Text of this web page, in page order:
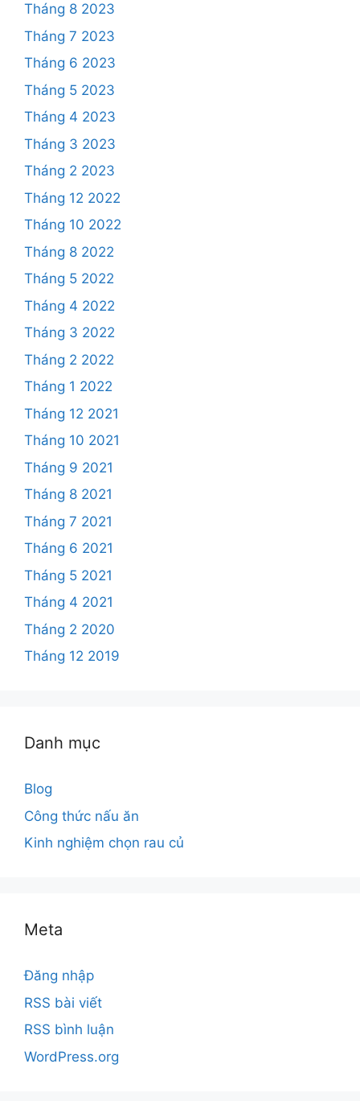
Tháng 8 2023
Tháng 7 2023
Tháng 6 2023
Tháng 5 2023
Tháng 4 2023
Tháng 3 2023
Tháng 2 2023
Tháng 12 2022
Tháng 10 2022
Tháng 8 2022
Tháng 5 2022
Tháng 4 2022
Tháng 3 2022
Tháng 2 2022
Tháng 1 2022
Tháng 12 2021
Tháng 10 2021
Tháng 9 2021
Tháng 8 2021
Tháng 7 2021
Tháng 6 2021
Tháng 5 2021
Tháng 4 2021
Tháng 2 2020
Tháng 12 2019
Danh mục
Blog
Công thức nấu ăn
Kinh nghiệm chọn rau củ
Meta
Đăng nhập
RSS bài viết
RSS bình luận
WordPress.org